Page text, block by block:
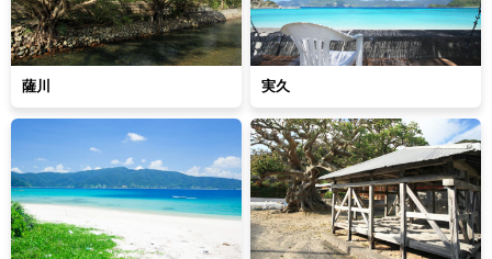
薩川 実久